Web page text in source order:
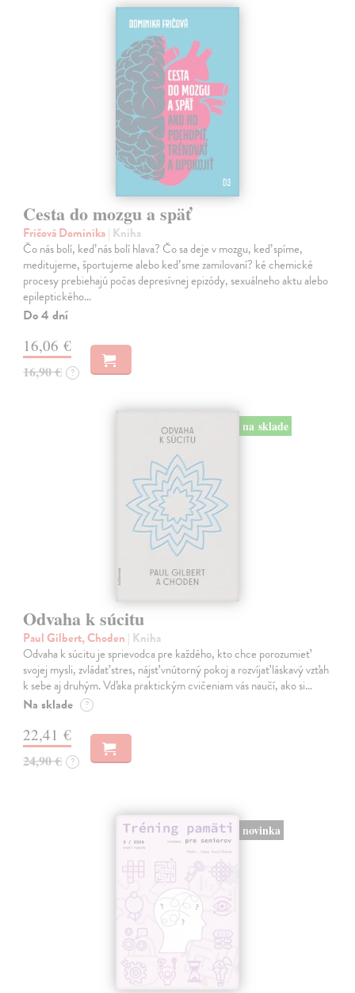
Cesta do mozgu a späť
Fričová Dominika| Kniha
Čo nás bolí, keď nás bolí hlava? Čo sa deje v mozgu, keď spíme,
meditujeme, športujeme alebo keď sme zamilovaní? ké chemické
procesy prebiehajú počas depresívnej epizódy, sexuálneho aktu alebo
epileptického…
Do 4 dní
16,06 €
16,90 € ?
na sklade
Odvaha k súcitu
Paul Gilbert, Choden | Kniha
Odvaha k súcitu je sprievodca pre každého, kto chce porozumieť
svojej mysli, zvládať stres, nájsť vnútorný pokoj a rozvíjať láskavý vzťah
k sebe aj druhým. Vďaka praktickým cvičeniam vás naučí, ako si…
Na sklade ?
22,41 €
24,90 € ?
novinka